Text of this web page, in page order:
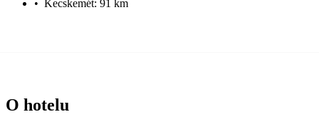
• Kecskemét: 91 km
O hotelu